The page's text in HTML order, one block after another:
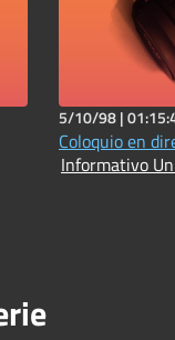
5/10/98 |
Coloquio en
Informativo